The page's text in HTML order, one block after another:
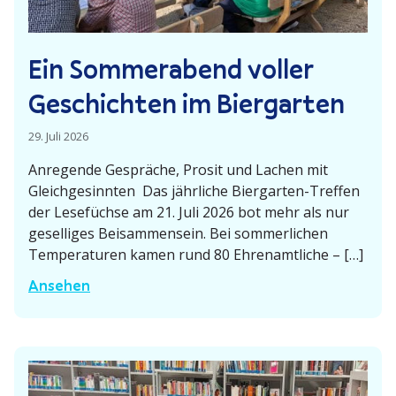
n
A
n
n
e
r
a
n
k
n
a
z
–
ü
n
h
e
e
u
Ein Sommer­abend voller
Geschichten im Biergarten
29. Juli 2026
Anregende Gespräche, Prosit und Lachen mit
Gleich­ge­sinnten Das jährliche Biergarten-Treffen
der Lesefüchse am 21. Juli 2026 bot mehr als nur
gesel­liges Beisam­mensein. Bei sommer­lichen
Tempe­ra­turen kamen rund 80 Ehren­amt­liche – […]
E
o
Ansehen